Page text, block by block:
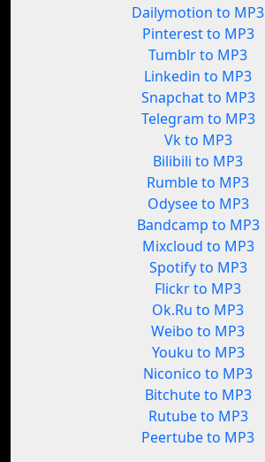
Dailymotion to MP3
Pinterest to MP3
Tumblr to MP3
Linkedin to MP3
Snapchat to MP3
Telegram to MP3
Vk to MP3
Bilibili to MP3
Rumble to MP3
Odysee to MP3
Bandcamp to MP3
Mixcloud to MP3
Spotify to MP3
Flickr to MP3
Ok.Ru to MP3
Weibo to MP3
Youku to MP3
Niconico to MP3
Bitchute to MP3
Rutube to MP3
Peertube to MP3